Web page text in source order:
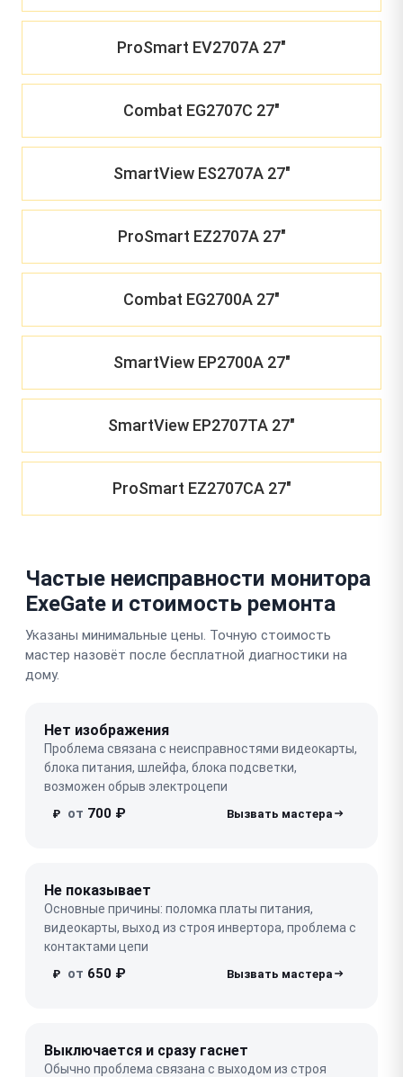
ProSmart EV2707A 27"
Combat EG2707C 27"
SmartView ES2707A 27"
ProSmart EZ2707A 27"
Combat EG2700A 27"
SmartView EP2700A 27"
SmartView EP2707TA 27"
ProSmart EZ2707CA 27"
Частые неисправности монитора
ExeGate и стоимость ремонта
Указаны минимальные цены. Точную стоимость
мастер назовёт после бесплатной диагностики на
дому.
Нет изображения
Проблема связана с неисправностями видеокарты,
блока питания, шлейфа, блока подсветки,
возможен обрыв электроцепи
₽ от 700 ₽
Не показывает
Основные причины: поломка платы питания,
видеокарты, выход из строя инвертора, проблема с
контактами цепи
₽ от 650 ₽
Выключается и сразу гаснет
Обычно проблема связана с выходом из строя